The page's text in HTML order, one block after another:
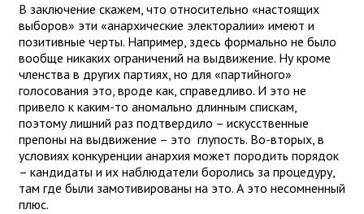
В заключение скажем, что относительно «настоящих
выборов» эти «анархические электоралии» имеют и
позитивные черты. Например, здесь формально не было
вообще никаких ограничений на выдвижение. Ну кроме
членства в других партиях, но для «партийного»
голосования это, вроде как, справедливо. И это не
привело к каким-то аномально длинным спискам,
поэтому лишний раз подтвердило – искусственные
препоны на выдвижение – это глупость. Во-вторых, в
условиях конкуренции анархия может породить порядок
– кандидаты и их наблюдатели боролись за процедуру,
там где были замотивированы на это. А это несомненный
плюс.